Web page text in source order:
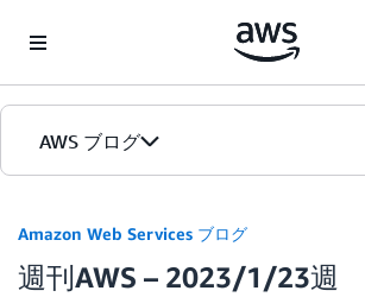
AWS ブログ
カテゴリ
Amazon Web Services ブログ
週刊AWS – 2023/1/23週